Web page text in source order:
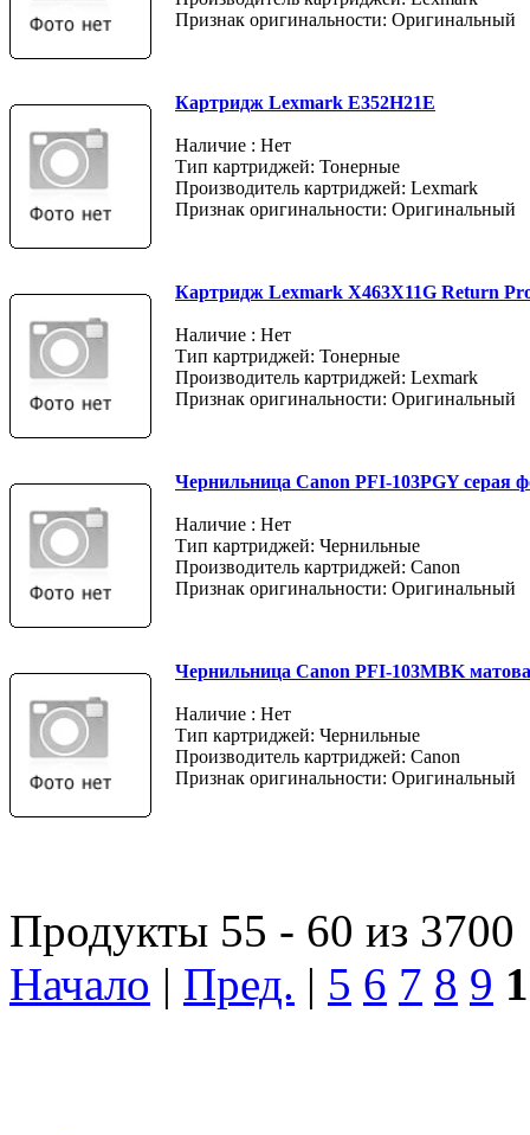
Признак оригинальности: Оригинальный
Картридж Lexmark E352H21E
Наличие : Нет
Тип картриджей: Тонерные
Производитель картриджей: Lexmark
Признак оригинальности: Оригинальный
Картридж Lexmark X463X11G Return
Наличие : Нет
Тип картриджей: Тонерные
Производитель картриджей: Lexmark
Признак оригинальности: Оригинальный
Чернильница Canon PFI-103PGY серая
Наличие : Нет
Тип картриджей: Чернильные
Производитель картриджей: Canon
Признак оригинальности: Оригинальный
Чернильница Canon PFI-103MBK
Наличие : Нет
Тип картриджей: Чернильные
Производитель картриджей: Canon
Признак оригинальности: Оригинальный
Продукты 55 - 60 из 3700
Начало | Пред. | 5 6 7 8 9